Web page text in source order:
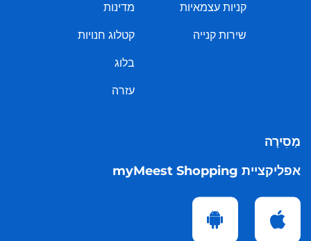
קניות עצמאיות
שירות קנייה
מדינות
קטלוג חנויות
בלוג
עזרה
מְסִירָה
אפליקציית myMeest Shopping